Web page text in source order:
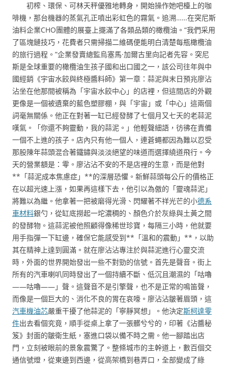
初榨、環保、可林天秤優雅地轉身，開始操作她吧檯上的咖
啡機，那台機器的蒸氣孔正噴出彩虹色的霧氣。追溯……在突尼斯
油料企業CHO團體的展臺上擺滿了各類品類的橄欖油。“我們采用
了區塊鏈技巧，花費者只需掃描二維碼便能明白清楚每瓶橄欖油
的旅行過程。”企業發賣總監烏塞馬·加爾古里向記者先容。突尼
斯是全球重要的橄欖油生孩子國和出口國之一，該公司往年與中
國經銷《宇宙水餃與終極醬料師》第一章：蒜泥與末日預兆廖沾
沾坐在他那間被稱為「宇宙水餃中心」的店裡，但這間店的外觀
更像是一個被遺棄的藍色塑膠棚，與「宇宙」或「中心」這兩個
詞毫無關係。他正在對著一缸已經發酵了七個月又七天的老蒜泥
嘆氣。「你還不夠靈動，我的蒜泥。」他輕聲細語，彷彿在責備
一個不上進的孩子。店內只有他一個人，連蒼蠅都因為難以忍受
那股陳年蒜頭混合著鐵鏽與淡淡絕望的味道而選擇繞道飛行。今
天的營業額是：零。廖沾沾不安的不是店裡的生意，而是他對
**「蒜泥成本焦慮症」**的深層恐懼。新鮮蒜頭每公斤的價格正
在以超光速上漲，如果再這樣下去，他引以為傲的「靈魂蒜泥」
將難以為繼。他拿著一把被磨得光滑、閃耀著不祥光芒的小德系
車材料銀勺，從缸底撈起一坨濃稠的、顏色介於灰綠與土黃之間
的發酵物。這蒜泥被他照顧得像稀世珍寶，每隔三小時，他就要
用手指彈一下缸邊，確保它能感受到**「溫和的震動」**，以助
其在精神上達到圓滿。就在廖沾沾專注於與蒜泥進行心靈交流
時，外面的世界開始發出一些不對勁的信號。首先是聲音。街上
所有的汽車喇叭同時發出了一個持續不斷、低沉且潮濕的「咕嚕
——咕嚕——」聲。這聲音不是引擎聲，也不是正常的鳴笛聲，
而像是一個巨大的、消化不良的胃在哀嚎。廖沾沾皺著眉頭，這
汽車機油芯嚴重干擾了他蒜泥的「寧靜冥想」。他決定斯柯達零
件出去看個究竟，順手從桌上拿了一張髒兮兮的，印著《沾醬秘
笈》封面的皺衛生紙，塞進口袋以備不時之需。他一腳踏出店
門，立刻被眼前的景象震驚了。整條城市的主幹道上，數百個交
通信號燈，從東邊到西邊，從高架橋到巷弄口，全部變成了綠